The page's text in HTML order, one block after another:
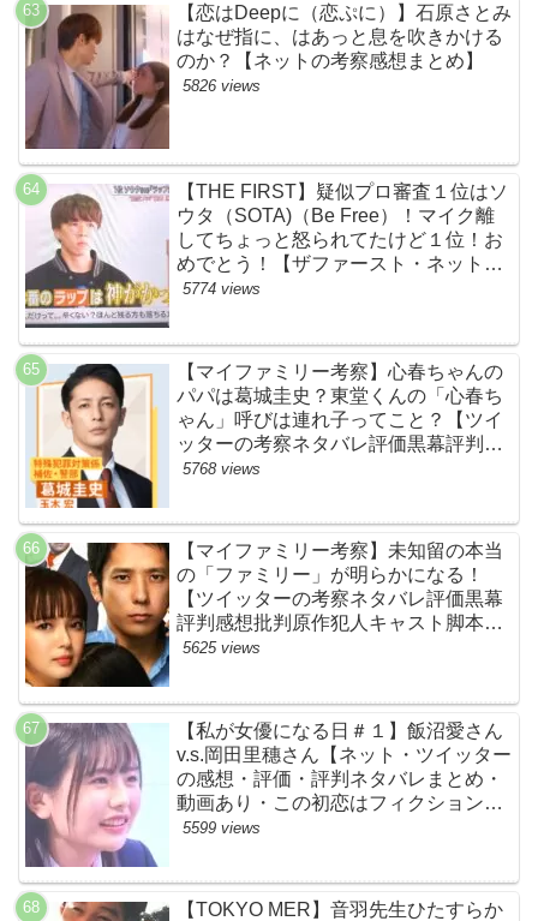
【恋はDeepに（恋ぷに）】石原さとみ
はなぜ指に、はあっと息を吹きかける
のか？【ネットの考察感想まとめ】
5826 views
【THE FIRST】疑似プロ審査１位はソ
ウタ（SOTA)（Be Free）！マイク離
してちょっと怒られてたけど１位！お
めでとう！【ザファースト・ネットの
ネタバレ感想考察まとめ・スッキリ・
5774 views
【マイファミリー考察】心春ちゃんの
パパは葛城圭史？東堂くんの「心春ち
ゃん」呼びは連れ子ってこと？【ツイ
ッターの考察ネタバレ評価黒幕評判感
想批判原作犯人キャスト脚本あらすじ
5768 views
【マイファミリー考察】未知留の本当
の「ファミリー」が明らかになる！
【ツイッターの考察ネタバレ評価黒幕
評判感想批判原作犯人キャスト脚本あ
らすじ伏線まとめ】
5625 views
【私が女優になる日＃１】飯沼愛さん
v.s.岡田里穗さん【ネット・ツイッター
の感想・評価・評判ネタバレまとめ・
動画あり・この初恋はフィクションで
す・初恋Ｆ】
5599 views
【TOKYO MER】音羽先生ひたすらか